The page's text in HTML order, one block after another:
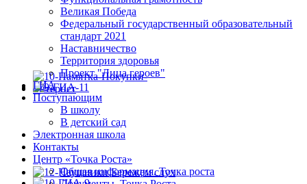
Великая Победа
Федеральный государственный образовательный
стандарт 2021
Наставничество
Территория здоровья
Проект "Лица героев"
ГИА
Поступающим
В школу
В детский сад
Электронная школа
Контакты
Центр «Точка Роста»
Общая информация. Точка роста